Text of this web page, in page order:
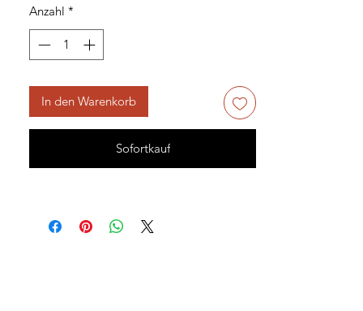
Anzahl *
In den Warenkorb
Sofortkauf